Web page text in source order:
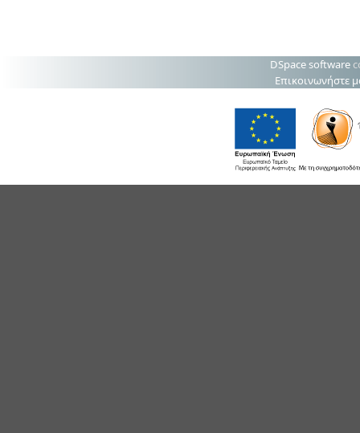
DSpace software
Επικοινωνήστε